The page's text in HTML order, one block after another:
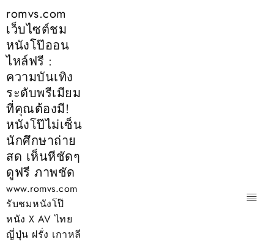
to
content
romvs.com
เว็บไซต์ชม
หนังโป๊ออน
ไหล์ฟรี :
ความบันเทิง
ระดับพรีเมียม
ที่คุณต้องมี!
หนังโป๊ไม่เซ็น
นักศึกษาถ่าย
สด เห็นหีชัดๆ
ดูฟรี ภาพชัด
www.romvs.com
รับชมหนังโป๊
หนัง X AV ไทย
ญี่ปุ่น ฝรั่ง เกาหลี